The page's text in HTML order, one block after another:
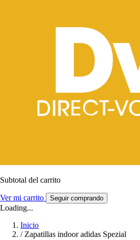
Subtotal del carrito
Ver mi carrito Seguir comprando
Loading...
Inicio
/ Zapatillas indoor adidas Spezial